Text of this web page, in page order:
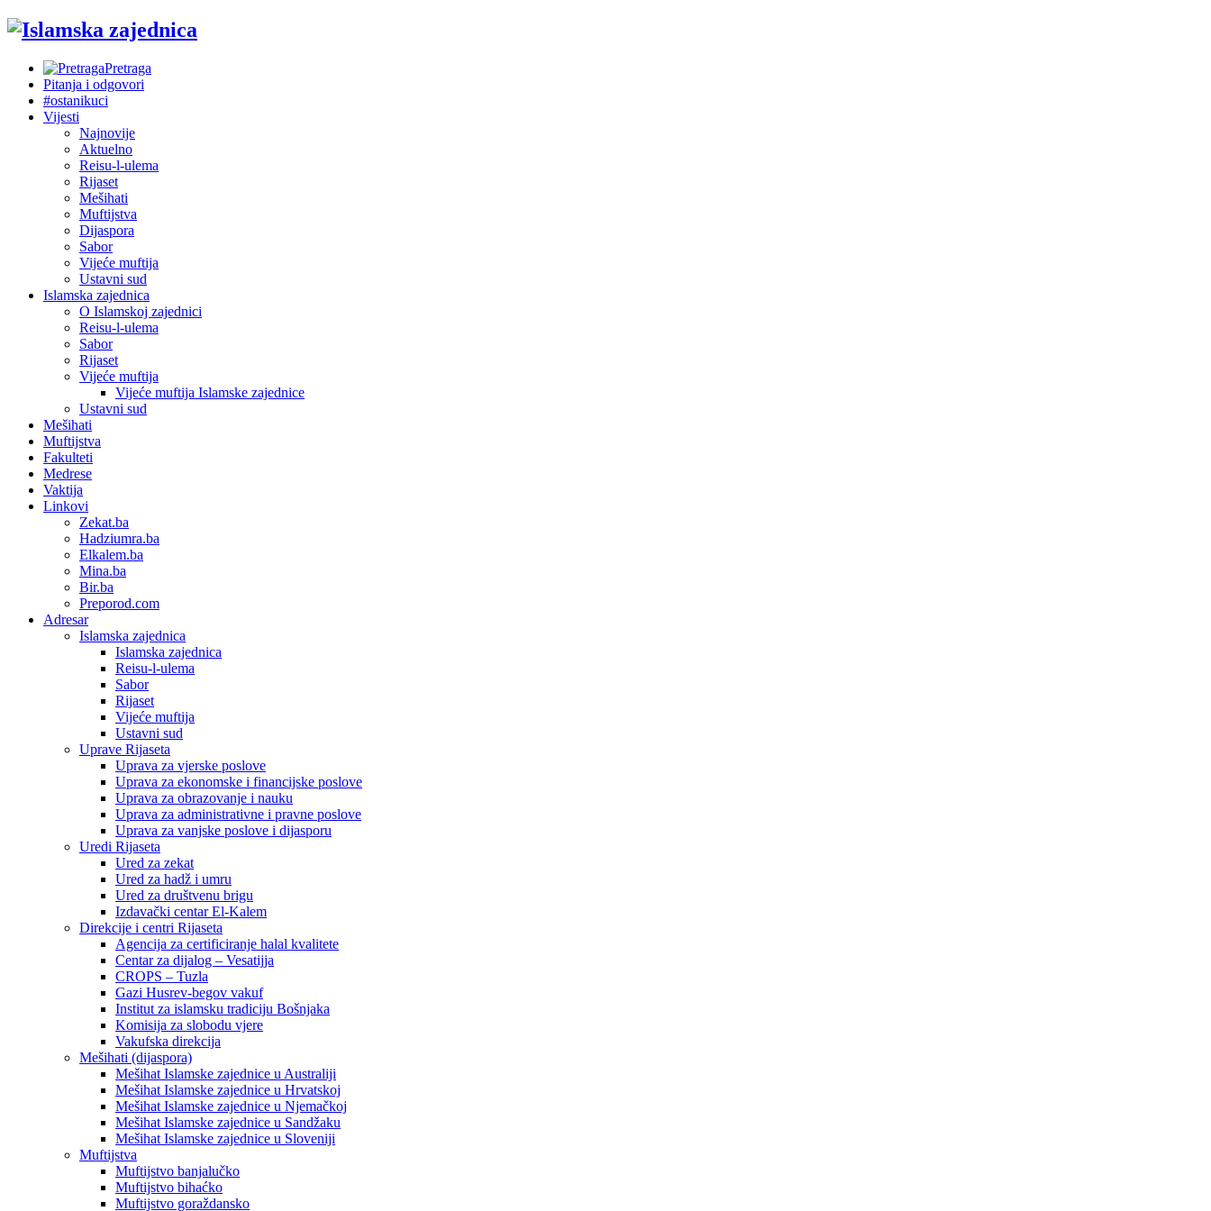
Pretraga
Pitanja i odgovori
#ostanikuci
Vijesti
Najnovije
Aktuelno
Reisu-l-ulema
Rijaset
Mešihati
Muftijstva
Dijaspora
Sabor
Vijeće muftija
Ustavni sud
Islamska zajednica
O Islamskoj zajednici
Reisu-l-ulema
Sabor
Rijaset
Vijeće muftija
Vijeće muftija Islamske zajednice
Ustavni sud
Mešihati
Muftijstva
Fakulteti
Medrese
Vaktija
Linkovi
Zekat.ba
Hadziumra.ba
Elkalem.ba
Mina.ba
Bir.ba
Preporod.com
Adresar
Islamska zajednica
Islamska zajednica
Reisu-l-ulema
Sabor
Rijaset
Vijeće muftija
Ustavni sud
Uprave Rijaseta
Uprava za vjerske poslove
Uprava za ekonomske i financijske poslove
Uprava za obrazovanje i nauku
Uprava za administrativne i pravne poslove
Uprava za vanjske poslove i dijasporu
Uredi Rijaseta
Ured za zekat
Ured za hadž i umru
Ured za društvenu brigu
Izdavački centar El-Kalem
Direkcije i centri Rijaseta
Agencija za certificiranje halal kvalitete
Centar za dijalog – Vesatijja
CROPS – Tuzla
Gazi Husrev-begov vakuf
Institut za islamsku tradiciju Bošnjaka
Komisija za slobodu vjere
Vakufska direkcija
Mešihati (dijaspora)
Mešihat Islamske zajednice u Australiji
Mešihat Islamske zajednice u Hrvatskoj
Mešihat Islamske zajednice u Njemačkoj
Mešihat Islamske zajednice u Sandžaku
Mešihat Islamske zajednice u Sloveniji
Muftijstva
Muftijstvo banjalučko
Muftijstvo bihaćko
Muftijstvo goraždansko